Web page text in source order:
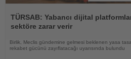
Oku
TÜRSAB: Yabancı dijital
sektöre zarar verir
Birlik, Meclis gündemine gelmesi beklenen yasa
rekabet gücünü zayıflatacağı uyarısında bulundu